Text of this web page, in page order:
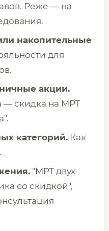
Реже — на
накопительные
для
акции.
— скидка на МРТ
категорий. Как
"МРТ двух
со скидкой",